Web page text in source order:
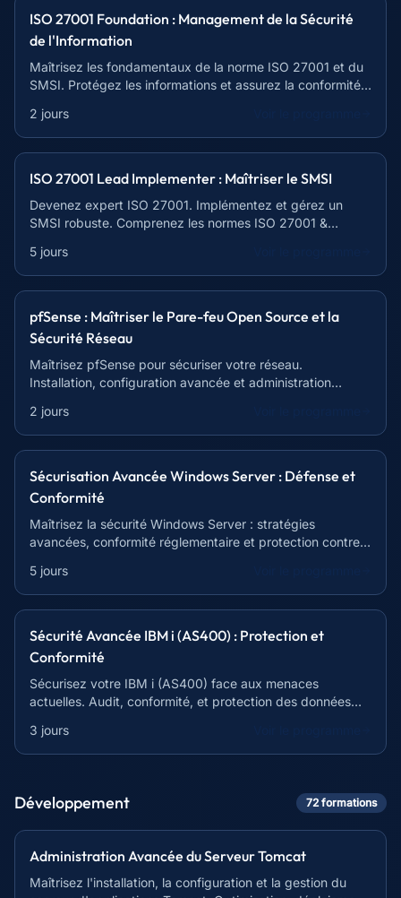
ISO 27001 Foundation : Management de la Sécurité
de l'Information
Maîtrisez les fondamentaux de la norme ISO 27001 et du
SMSI. Protégez les informations et assurez la conformité
2 jours
ISO 27001 Lead Implementer : Maîtriser le SMSI
Devenez expert ISO 27001. Implémentez et gérez un
SMSI robuste. Comprenez les normes ISO 27001 &
5 jours
pfSense : Maîtriser le Pare-feu Open Source et la
Sécurité Réseau
Maîtrisez pfSense pour sécuriser votre réseau.
Installation, configuration avancée et administration
2 jours
Sécurisation Avancée Windows Server : Défense et
Conformité
Maîtrisez la sécurité Windows Server : stratégies
avancées, conformité réglementaire et protection contre
5 jours
Sécurité Avancée IBM i (AS400) : Protection et
Conformité
Sécurisez votre IBM i (AS400) face aux menaces
actuelles. Audit, conformité, et protection des données
3 jours
Développement 72formations
Administration Avancée du Serveur Tomcat
Maîtrisez l'installation, la configuration et la gestion du